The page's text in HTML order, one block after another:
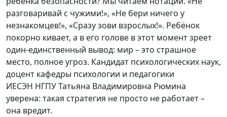
разговаривай с чужими!», «Не бери ничего у
незнакомцев!», «Сразу зови взрослых!». Ребёнок
покорно кивает, а в его голове в этот момент зреет
один-единственный вывод: мир – это страшное
место, полное угроз. Кандидат психологических наук,
доцент кафедры психологии и педагогики
ИЕСЭН НГПУ Татьяна Владимировна Рюмина
уверена: такая стратегия не просто не работает –
она вредит.